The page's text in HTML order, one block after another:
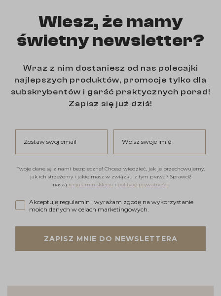
Wiesz, że mamy
świetny newsletter?
Wraz z nim dostaniesz od nas polecajki
najlepszych produktów, promocje tylko dla
subskrybentów i garść praktycznych porad!
Zapisz się już dziś!
Zostaw swój email Wpisz swoje imię
Twoje dane są z nami bezpieczne! Chcesz wiedzieć, jak je przechowujemy,
jak ich strzeżemy i jakie masz w związku z tym prawa? Sprawdź
naszą regulamin sklepu i politykę prywatności
Akceptuję regulamin i wyrażam zgodę na wykorzystanie
Akceptuję regulamin i wyrażam zgodę na wykorzystanie
moich danych w celach marketingowych.
ZAPISZ MNIE DO NEWSLETTERA